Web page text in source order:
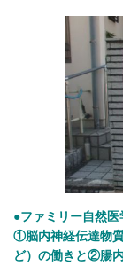
●ファミリー自然医
①脳内神経伝達物
ど）の働きと②腸